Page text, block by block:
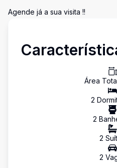
Agende já a sua visita !!
Área
2
2
2
2